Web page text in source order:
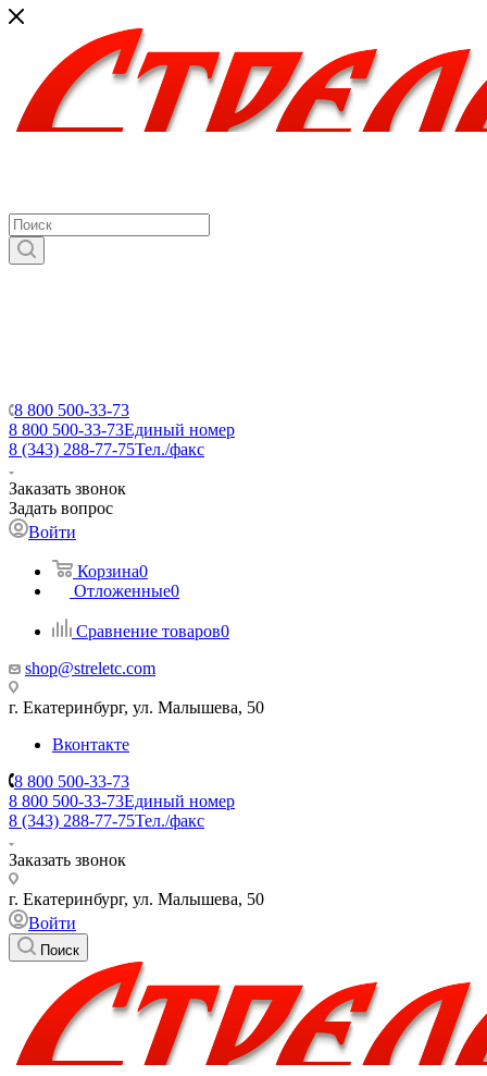
8 800 500-33-73
8 800 500-33-73Единый номер
8 (343) 288-77-75Тел./факс
Заказать звонок
Задать вопрос
Войти
Корзина0
Отложенные0
Сравнение товаров0
shop@streletc.com
г. Екатеринбург, ул. Малышева, 50
Вконтакте
8 800 500-33-73
8 800 500-33-73Единый номер
8 (343) 288-77-75Тел./факс
Заказать звонок
г. Екатеринбург, ул. Малышева, 50
Войти
Поиск